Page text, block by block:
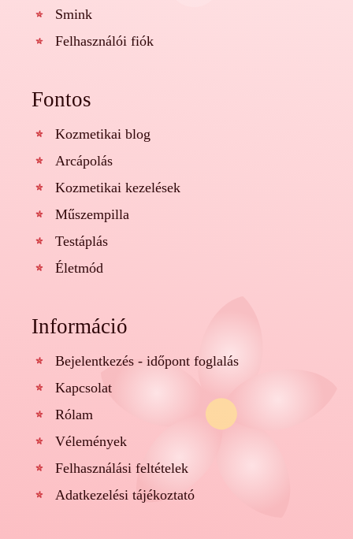
Smink
Felhasználói fiók
Fontos
Kozmetikai blog
Arcápolás
Kozmetikai kezelések
Műszempilla
Testáplás
Életmód
Információ
Bejelentkezés - időpont foglalás
Kapcsolat
Rólam
Vélemények
Felhasználási feltételek
Adatkezelési tájékoztató